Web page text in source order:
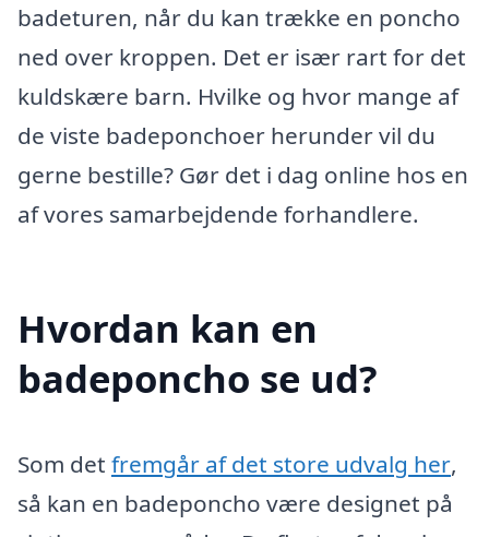
badeturen, når du kan trække en poncho
ned over kroppen. Det er især rart for det
kuldskære barn. Hvilke og hvor mange af
de viste badeponchoer herunder vil du
gerne bestille? Gør det i dag online hos en
af vores samarbejdende forhandlere.
Hvordan kan en
badeponcho se ud?
Som det fremgår af det store udvalg her,
så kan en badeponcho være designet på